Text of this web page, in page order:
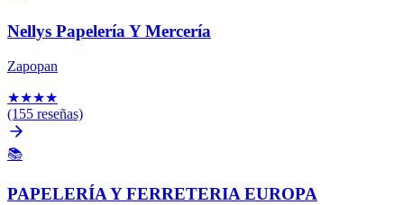
Nellys Papelería Y Mercería
Zapopan
★★★★
(155 reseñas)
📚
PAPELERÍA Y FERRETERIA EUROPA